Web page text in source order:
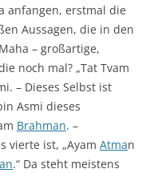
anfangen, erstmal die
Aussagen, die in den
– großartige,
noch mal? „Tat Tvam
– Dieses Selbst ist
Asmi dieses
Brahman. –
vierte ist, „Ayam Atman
.“ Da steht meistens